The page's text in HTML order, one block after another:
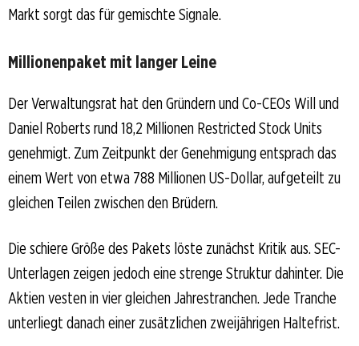
Markt sorgt das für gemischte Signale.
Millionenpaket mit langer Leine
Der Verwaltungsrat hat den Gründern und Co-CEOs Will und
Daniel Roberts rund 18,2 Millionen Restricted Stock Units
genehmigt. Zum Zeitpunkt der Genehmigung entsprach das
einem Wert von etwa 788 Millionen US-Dollar, aufgeteilt zu
gleichen Teilen zwischen den Brüdern.
Die schiere Größe des Pakets löste zunächst Kritik aus. SEC-
Unterlagen zeigen jedoch eine strenge Struktur dahinter. Die
Aktien vesten in vier gleichen Jahrestranchen. Jede Tranche
unterliegt danach einer zusätzlichen zweijährigen Haltefrist.